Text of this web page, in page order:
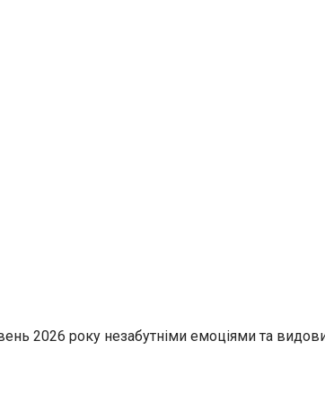
2026 року незабутніми емоціями та